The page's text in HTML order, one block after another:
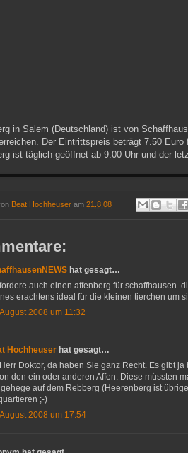
in Salem (Deutschland) ist von
Der Eintrittspreis beträgt 7.50 Euro
ist täglich geöffnet ab 9:00 Uhr und der
Beat Hochheuser am 21.8.08
hat gesagt…
auch einen affenberg für schaffhausen.
erachtens ideal für die kleinen tierchen um
2008 um 11:32
Hochheuser hat gesagt…
Doktor, da haben Sie ganz Recht. Es gibt
den ein oder anderen Affen. Diese müssten
auf dem Rebberg (Heerenberg ist
;-)
2008 um 17:54